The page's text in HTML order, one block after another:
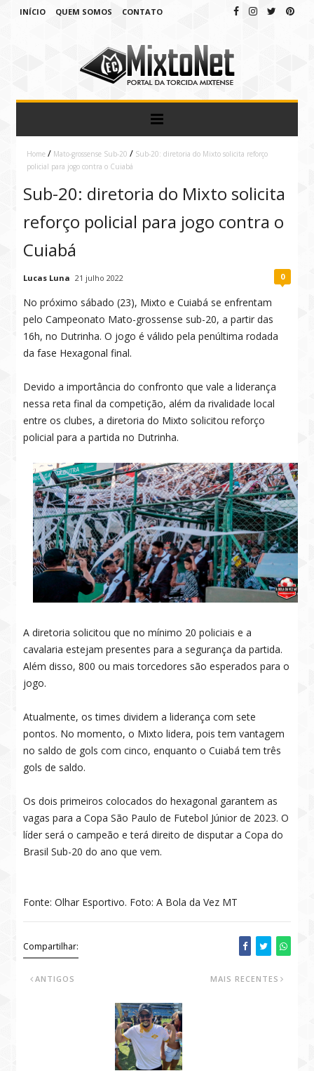
INÍCIO QUEM SOMOS CONTATO
Home / Mato-grossense Sub-20 / Sub-20: diretoria do Mixto solicita reforço
policial para jogo contra o Cuiabá
Sub-20: diretoria do Mixto solicita
reforço policial para jogo contra o
Cuiabá
Lucas Luna 21 julho 2022 0
No próximo sábado (23), Mixto e Cuiabá se enfrentam
pelo Campeonato Mato-grossense sub-20, a partir das
16h, no Dutrinha. O jogo é válido pela penúltima rodada
da fase Hexagonal final.
Devido a importância do confronto que vale a liderança
nessa reta final da competição, além da rivalidade local
entre os clubes, a diretoria do Mixto solicitou reforço
policial para a partida no Dutrinha.
A diretoria solicitou que no mínimo 20 policiais e a
cavalaria estejam presentes para a segurança da partida.
Além disso, 800 ou mais torcedores são esperados para o
jogo.
Atualmente, os times dividem a liderança com sete
pontos. No momento, o Mixto lidera, pois tem vantagem
no saldo de gols com cinco, enquanto o Cuiabá tem três
gols de saldo.
Os dois primeiros colocados do hexagonal garantem as
vagas para a Copa São Paulo de Futebol Júnior de 2023. O
líder será o campeão e terá direito de disputar a Copa do
Brasil Sub-20 do ano que vem.
Fonte: Olhar Esportivo. Foto: A Bola da Vez MT
Compartilhar:
MAIS RECENTES
ANTIGOS